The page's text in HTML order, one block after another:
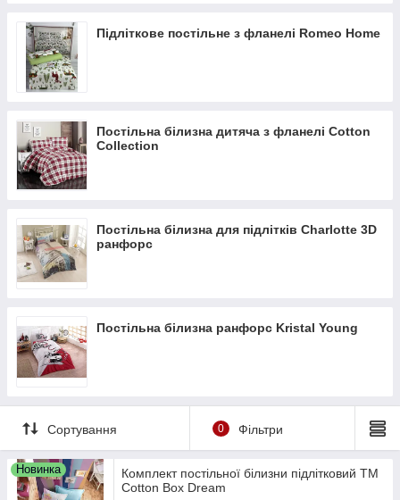
Підліткове постільне з фланелі Romeo Home
Постільна білизна дитяча з фланелі Cotton
Collection
Постільна білизна для підлітків Charlotte 3D
ранфорс
Постільна білизна ранфорс Kristal Young
Сортування 0 Фільтри
Новинка
Комплект постільної білизни підлітковий ТМ
Cotton Box Dream